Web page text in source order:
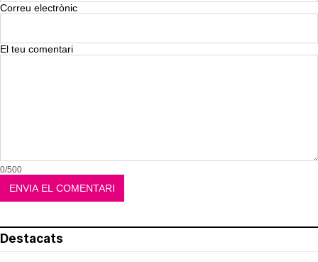
Correu electrònic
El teu comentari
0/500
Destacats